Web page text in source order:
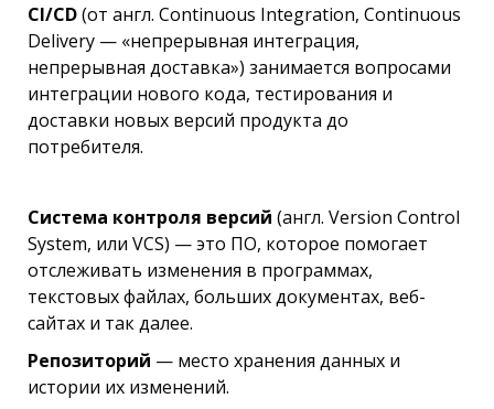
CI/CD(от англ. Continuous Integration, Continuous
Delivery — «непрерывная интеграция,
непрерывная доставка») занимается вопросами
интеграции нового кода, тестирования и
доставки новых версий продукта до
потребителя.
Система контроля версий (англ. Version Control
System, или VCS) — это ПО, которое помогает
отслеживать изменения в программах,
текстовых файлах, больших документах, веб-
сайтах и так далее.
Репозиторий — место хранения данных и
истории их изменений.